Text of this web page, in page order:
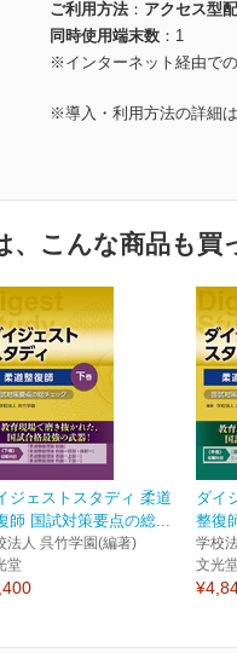
ご利用方法
アクセス型
同時使用端末数
1
※インターネット経由で
※導入・利用方法の詳細は
こんな商品も買
ジェストスタディ 柔道
師 国試対策要点の総...
法人 呉竹学園(編著)
堂
ダイ
整復
学校
文光